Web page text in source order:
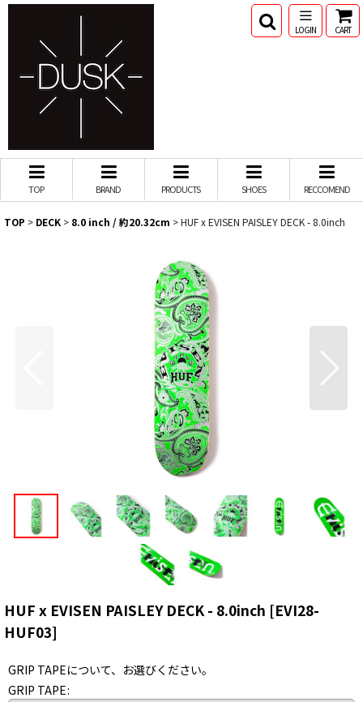
LOGIN CART
TOP BRAND PRODUCTS SHOES RECCOMEND
TOP > DECK > 8.0 inch / 約20.32cm >HUF x EVISEN PAISLEY DECK - 8.0inch
HUF x EVISEN PAISLEY DECK - 8.0inch [EVI28-
HUF03]
GRIP TAPEについて、お選びください。
GRIP TAPE: